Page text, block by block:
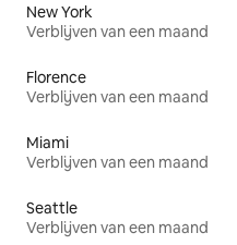
New York
Verblijven van een maand
Florence
Verblijven van een maand
Miami
Verblijven van een maand
Seattle
Verblijven van een maand